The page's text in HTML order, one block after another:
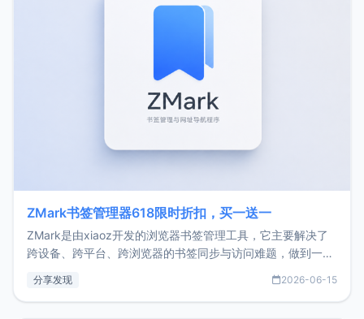
ZMark书签管理器618限时折扣，买一送一
ZMark是由xiaoz开发的浏览器书签管理工具，它主要解决了
跨设备、跨平台、跨浏览器的书签同步与访问难题，做到一处
用，让管理更高效。ZMark官网地址：
分享发现 2026-06-15